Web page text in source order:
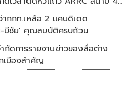
กกท.เหลือ 2 แคนดิเดต
-มีชัย' คุณสมบัติครบถ้วน
กัดการรายงานข่าวของสื่อต่าง
เมืองสำคัญ